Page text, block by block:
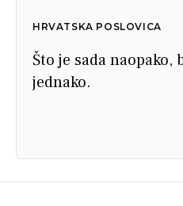
HRVATSKA POSLOVICA
Što je sada naopako,
jednako.